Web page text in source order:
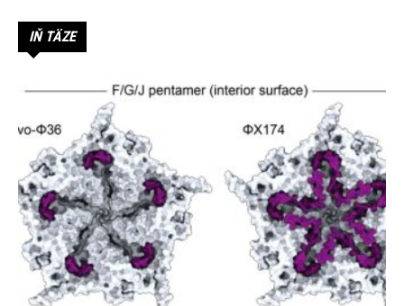
IŇ TÄZE